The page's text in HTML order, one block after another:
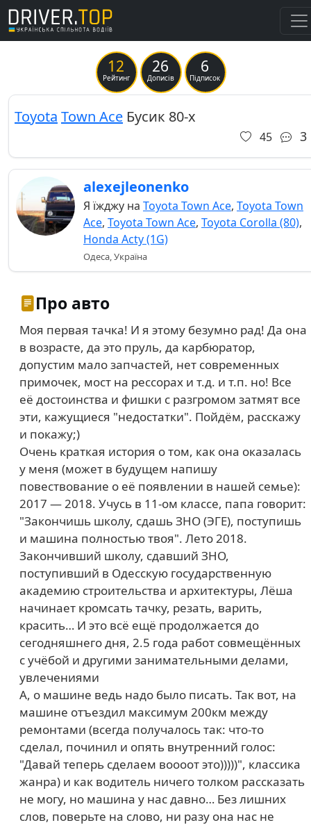
12
Рейтинг
26
Дописів
6
Підписок
Toyota Town Ace Бусик 80-х
45 3
alexejleonenko
Я їжджу на Toyota Town Ace, Toyota Town
Ace, Toyota Town Ace, Toyota Corolla (80),
Honda Acty (1G)
Одеса, Україна
Про авто
Моя первая тачка! И я этому безумно рад! Да она
в возрасте, да это пруль, да карбюратор,
допустим мало запчастей, нет современных
примочек, мост на рессорах и т.д. и т.п. но! Все
её достоинства и фишки с разгромом затмят все
эти, кажущиеся "недостатки". Пойдём, расскажу
и покажу;)
Очень краткая история о том, как она оказалась
у меня (может в будущем напишу
повествование о её появлении в нашей семье):
2017 — 2018. Учусь в 11-ом классе, папа говорит:
"Закончишь школу, сдашь ЗНО (ЭГЕ), поступишь
и машина полностью твоя". Лето 2018.
Закончивший школу, сдавший ЗНО,
поступивший в Одесскую государственную
академию строительства и архитектуры, Лёша
начинает кромсать тачку, резать, варить,
красить… И это всё ещё продолжается до
сегодняшнего дня, 2.5 года работ совмещённых
с учёбой и другими занимательными делами,
увлечениями
А, о машине ведь надо было писать. Так вот, на
машине отъездил максимум 200км между
ремонтами (всегда получалось так: что-то
сделал, починил и опять внутренний голос:
"Давай теперь сделаем воооот это)))))", классика
жанра) и как водитель ничего толком рассказать
не могу, но машина у нас давно… Без лишних
слов, поверьте на слово, ни разу она нас не